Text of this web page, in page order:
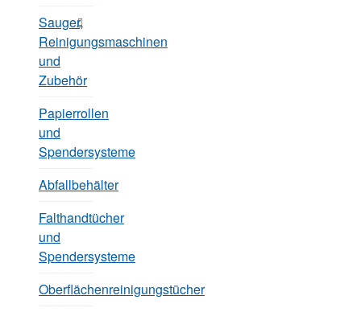
Sauger,
Reinigungsmaschinen
und
Zubehör
Papierrollen
und
Spendersysteme
Abfallbehälter
Falthandtücher
und
Spendersysteme
Oberflächenreinigungstücher